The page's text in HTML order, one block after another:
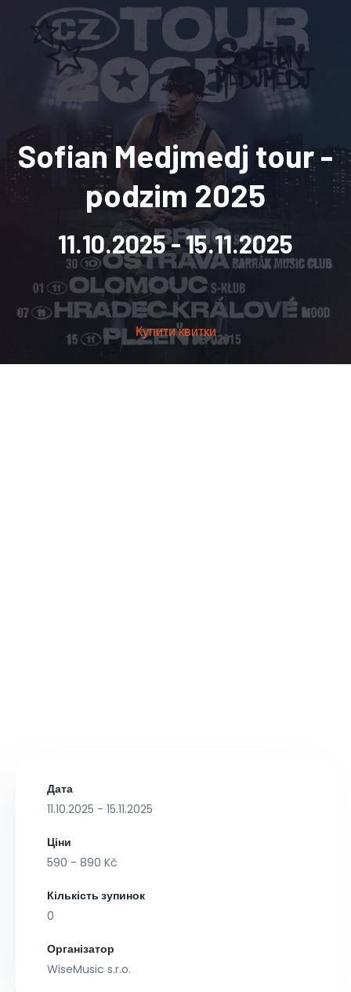
Sofian Medjmedj tour -
podzim 2025
11.10.2025- 15.11.2025
Купити квитки
Дата
11.10.2025 - 15.11.2025
Ціни
590 - 890 Kč
Кількість зупинок
0
Організатор
WiseMusic s.r.o.